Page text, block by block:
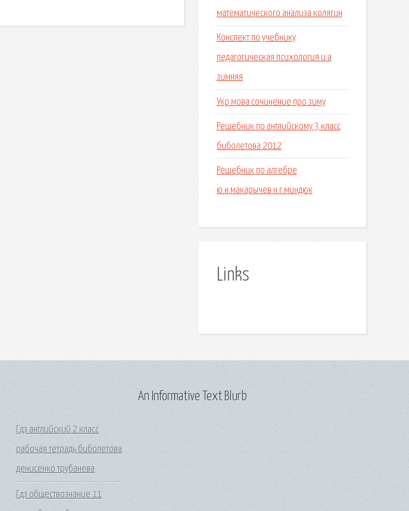
математического анализа колягин
Конспект по учебнику
педагогическая психология и.а
зимняя
Укр мова сочинение про зиму
Решебник по английскому 3 класс
биболетова 2012
Решебник по алгебре
ю.н.макарычев н.г.миндюк
Links
Гдз английский 2 класс
рабочая тетрадь биболетова
денисенко трубанева
Гдз обществознание 11
An Informative Text Blurb